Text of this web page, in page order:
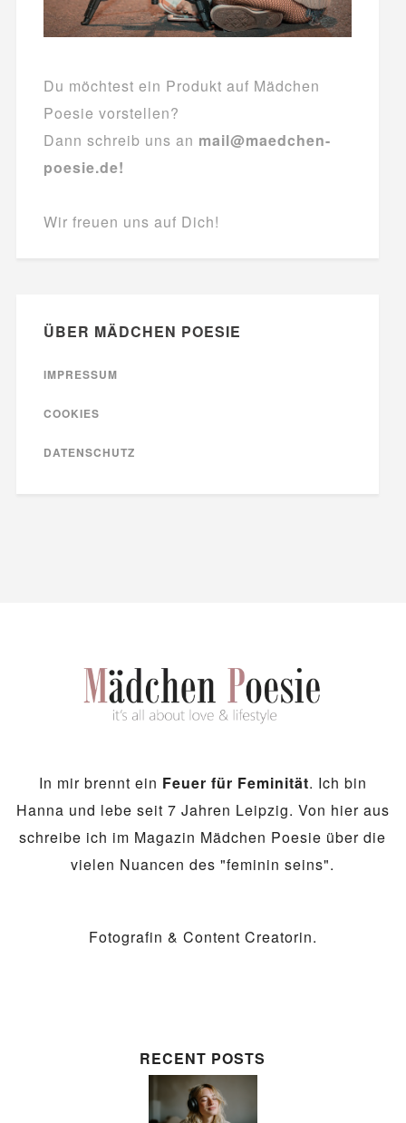
Du möchtest ein Produkt auf Mädchen
Poesie vorstellen?
Dann schreib uns an mail@maedchen-
poesie.de!
Wir freuen uns auf Dich!
ÜBER MÄDCHEN POESIE
IMPRESSUM
COOKIES
DATENSCHUTZ
In mir brennt ein Feuer für Feminität. Ich bin
Hanna und lebe seit 7 Jahren Leipzig. Von hier aus
schreibe ich im Magazin Mädchen Poesie über die
vielen Nuancen des "feminin seins".
Fotografin & Content Creatorin.
RECENT POSTS